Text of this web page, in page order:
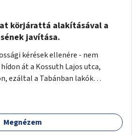
körjárattá alakításával a
javítása.
kérések ellenére - nem
át a Kossuth Lajos utca,
ezáltal a Tabánban lakók
ahol iskola és óvoda is van a
lenne, ha a 178-as
Megnézem